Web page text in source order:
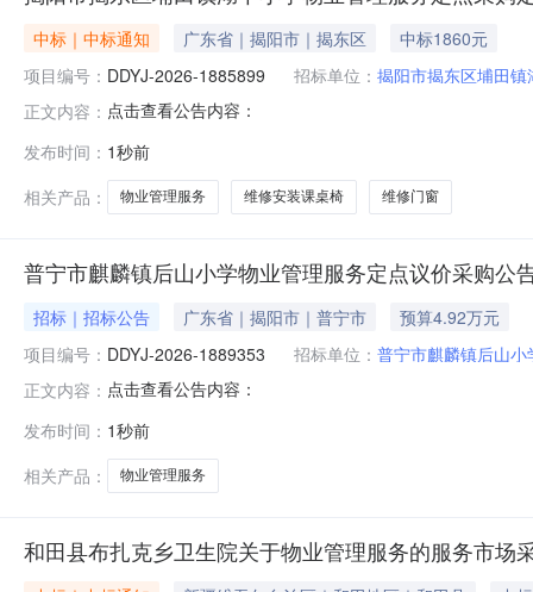
中标｜中标通知 广东省｜揭阳市｜揭东区
中标1860元
项目编号： DDYJ-2026-1885899 招标单位： 揭阳市揭东区埔田镇
正文内容： 点击查看公告内容：
发布时间： 1秒前
相关产品：
物业管理服务 维修安装课桌椅 维修门窗
普宁市麒麟镇后山小学物业管理服务定点议价采购公
招标｜招标公告 广东省｜揭阳市｜普宁市
预算4.92万元
项目编号： DDYJ-2026-1889353 招标单位： 普宁市麒麟镇后山小
正文内容： 点击查看公告内容：
发布时间： 1秒前
相关产品：
物业管理服务
和田县布扎克乡卫生院关于物业管理服务的服务市场